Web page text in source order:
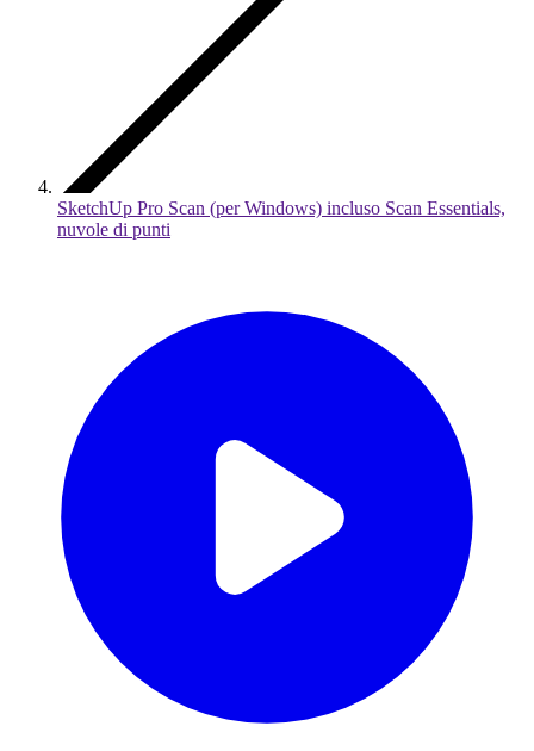
SketchUp Pro Scan (per Windows) incluso Scan Essentials,
nuvole di punti